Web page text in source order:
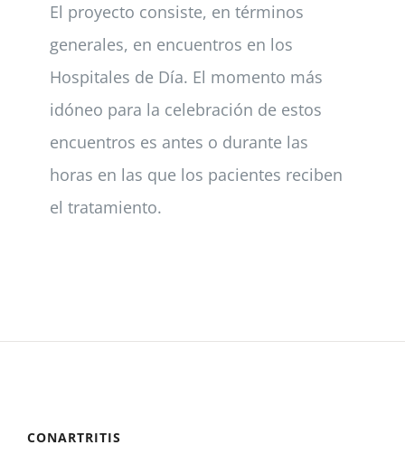
El proyecto consiste, en términos
generales, en encuentros en los
Hospitales de Día. El momento más
idóneo para la celebración de estos
encuentros es antes o durante las
horas en las que los pacientes reciben
el tratamiento.
CONARTRITIS